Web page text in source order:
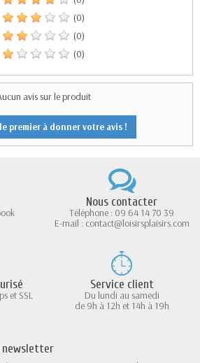
(0)
(0)
(0)
avis sur le produit
premier à donner votre avis !
Nous contacter
Téléphone : 09 64 14 70 39
E-mail : contact@loisirsplaisirs.com
et SSL
Service client
Du lundi au samedi
de 9h à 12h et 14h à 19h
newsletter